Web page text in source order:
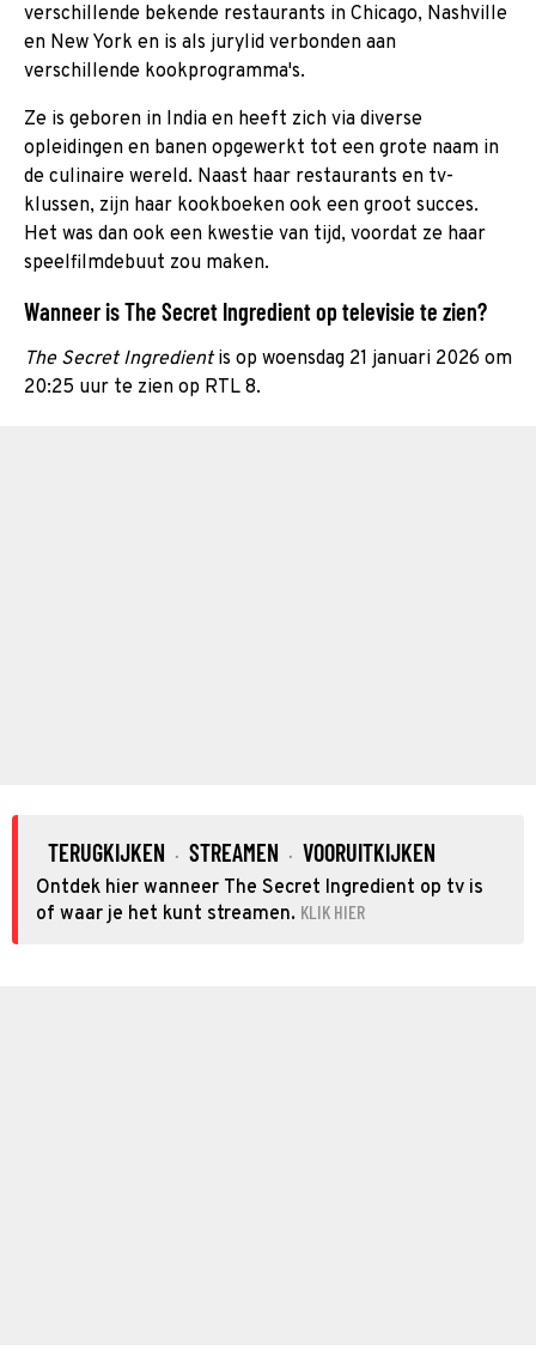
verschillende bekende restaurants in Chicago, Nashville
en New York en is als jurylid verbonden aan
verschillende kookprogramma's.
Ze is geboren in India en heeft zich via diverse
opleidingen en banen opgewerkt tot een grote naam in
de culinaire wereld. Naast haar restaurants en tv-
klussen, zijn haar kookboeken ook een groot succes.
Het was dan ook een kwestie van tijd, voordat ze haar
speelfilmdebuut zou maken.
Wanneer is The Secret Ingredient op televisie te zien?
The Secret Ingredientis op woensdag 21 januari 2026 om
20:25 uur te zien op RTL 8.
TERUGKIJKEN · STREAMEN · VOORUITKIJKEN
Ontdek hier wanneer The Secret Ingredient op tv is
of waar je het kunt streamen. KLIK HIER